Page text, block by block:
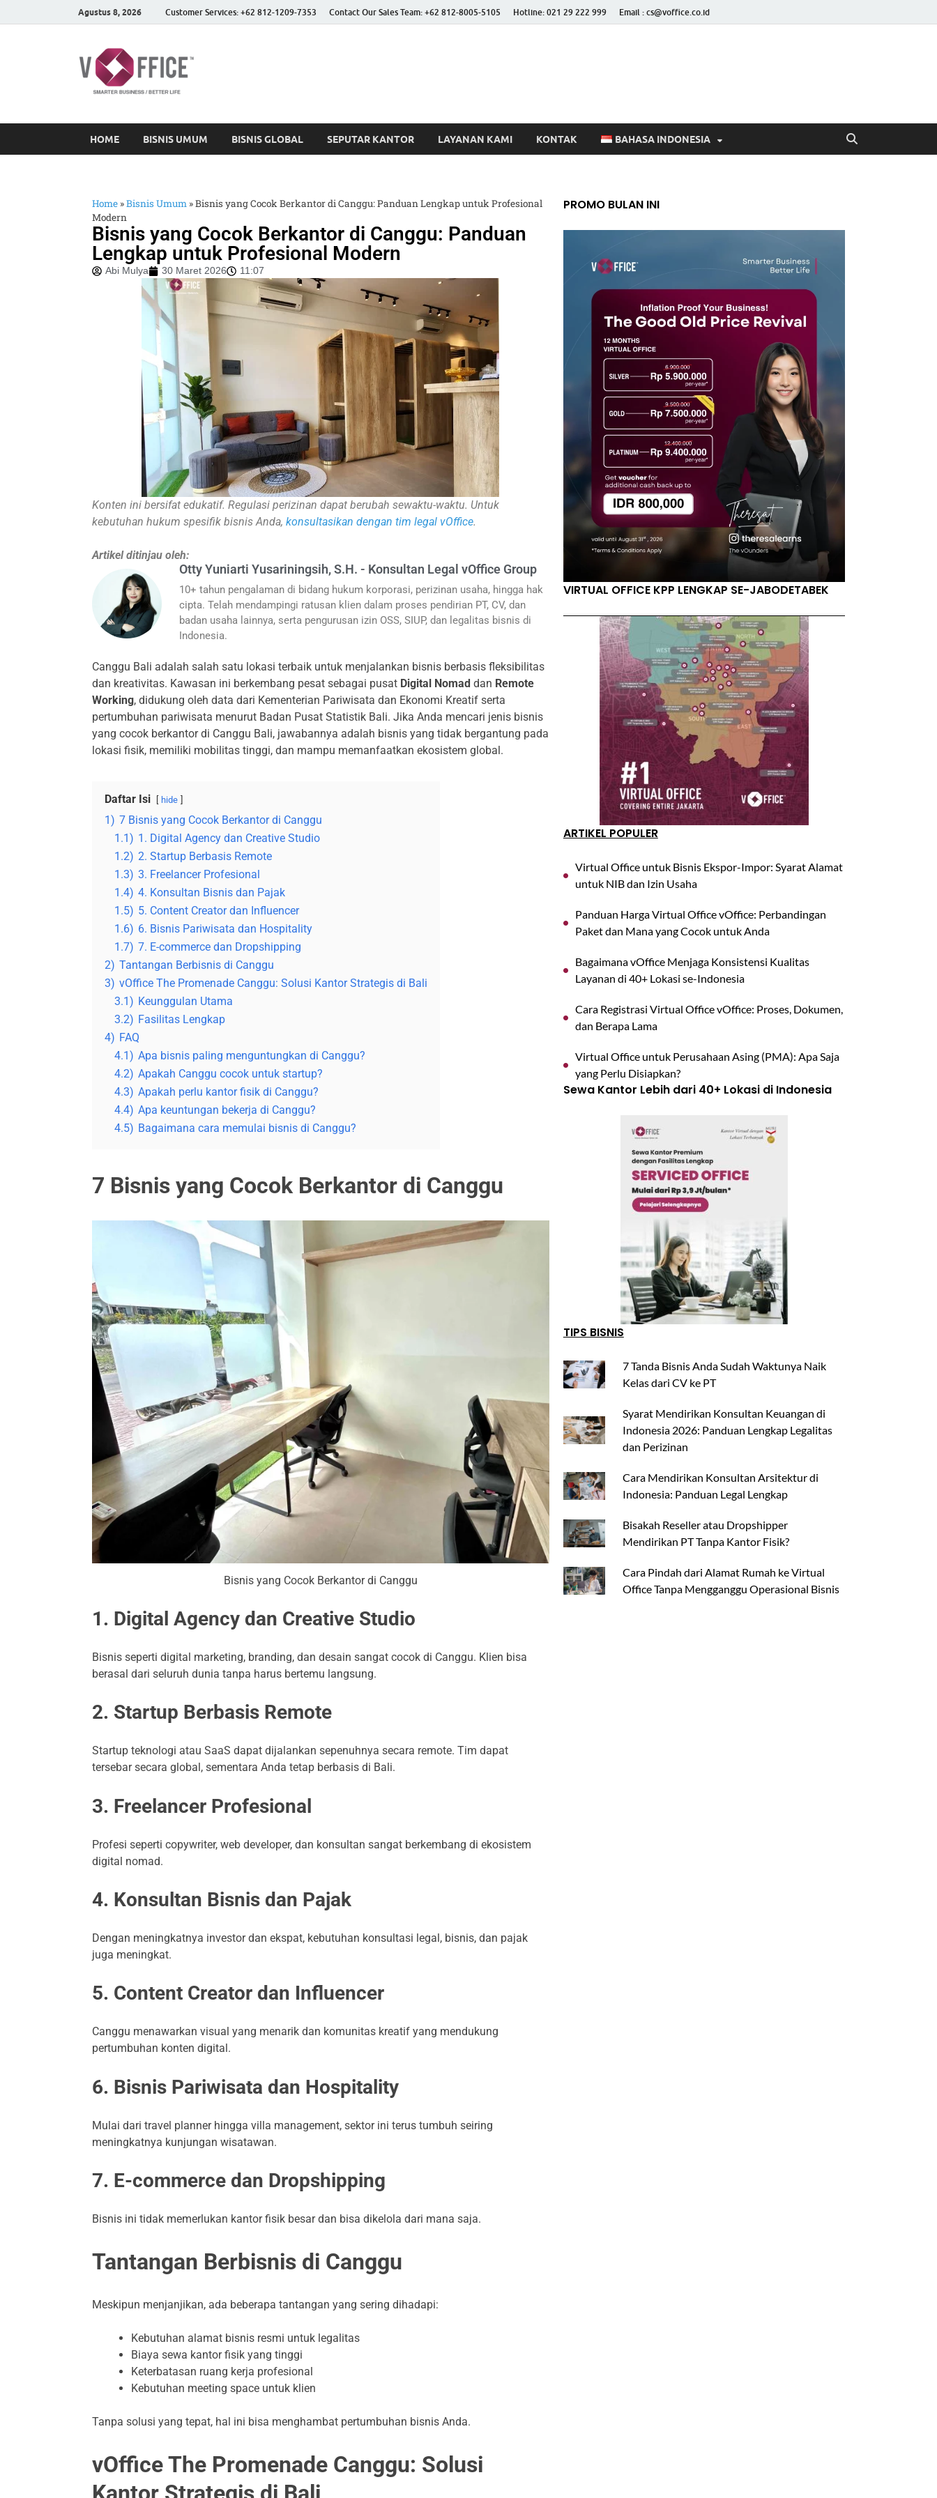
Agustus 8, 2026 Customer Services: +62 812-1209-7353 Contact Our Sales Team: +62 812-8005-5105 Hotline: 021 29 222 999 Email : cs@voffice.co.id
HOME BISNIS UMUM BISNIS GLOBAL SEPUTAR KANTOR LAYANAN KAMI KONTAK BAHASA INDONESIA
Home »Bisnis Umum »Bisnis yang Cocok Berkantor di Canggu: Panduan Lengkap untuk Profesional
Modern
Bisnis yang Cocok Berkantor di Canggu: Panduan
Lengkap untuk Profesional Modern
Abi Mulya 30 Maret 2026 11:07
Konten ini bersifat edukatif. Regulasi perizinan dapat berubah sewaktu-waktu. Untuk
kebutuhan hukum spesifik bisnis Anda, konsultasikan dengan tim legal vOffice.
Artikel ditinjau oleh:
Otty Yuniarti Yusariningsih, S.H. - Konsultan Legal vOffice Group
10+ tahun pengalaman di bidang hukum korporasi, perizinan usaha, hingga hak
cipta. Telah mendampingi ratusan klien dalam proses pendirian PT, CV, dan
badan usaha lainnya, serta pengurusan izin OSS, SIUP, dan legalitas bisnis di
Indonesia.
Canggu Bali adalah salah satu lokasi terbaik untuk menjalankan bisnis berbasis fleksibilitas
dan kreativitas. Kawasan ini berkembang pesat sebagai pusat Digital Nomad dan Remote
Working, didukung oleh data dari Kementerian Pariwisata dan Ekonomi Kreatif serta
pertumbuhan pariwisata menurut Badan Pusat Statistik Bali. Jika Anda mencari jenis bisnis
yang cocok berkantor di Canggu Bali, jawabannya adalah bisnis yang tidak bergantung pada
lokasi fisik, memiliki mobilitas tinggi, dan mampu memanfaatkan ekosistem global.
Daftar Isi hide
1) 7 Bisnis yang Cocok Berkantor di Canggu
1.1) 1. Digital Agency dan Creative Studio
1.2) 2. Startup Berbasis Remote
1.3) 3. Freelancer Profesional
1.4) 4. Konsultan Bisnis dan Pajak
1.5) 5. Content Creator dan Influencer
1.6) 6. Bisnis Pariwisata dan Hospitality
1.7) 7. E-commerce dan Dropshipping
2) Tantangan Berbisnis di Canggu
3) vOffice The Promenade Canggu: Solusi Kantor Strategis di Bali
3.1) Keunggulan Utama
3.2) Fasilitas Lengkap
4) FAQ
4.1) Apa bisnis paling menguntungkan di Canggu?
4.2) Apakah Canggu cocok untuk startup?
4.3) Apakah perlu kantor fisik di Canggu?
4.4) Apa keuntungan bekerja di Canggu?
4.5) Bagaimana cara memulai bisnis di Canggu?
7 Bisnis yang Cocok Berkantor di Canggu
Bisnis yang Cocok Berkantor di Canggu
1. Digital Agency dan Creative Studio
Bisnis seperti digital marketing, branding, dan desain sangat cocok di Canggu. Klien bisa
berasal dari seluruh dunia tanpa harus bertemu langsung.
2. Startup Berbasis Remote
Startup teknologi atau SaaS dapat dijalankan sepenuhnya secara remote. Tim dapat
tersebar secara global, sementara Anda tetap berbasis di Bali.
3. Freelancer Profesional
Profesi seperti copywriter, web developer, dan konsultan sangat berkembang di ekosistem
digital nomad.
4. Konsultan Bisnis dan Pajak
Dengan meningkatnya investor dan ekspat, kebutuhan konsultasi legal, bisnis, dan pajak
juga meningkat.
5. Content Creator dan Influencer
Canggu menawarkan visual yang menarik dan komunitas kreatif yang mendukung
pertumbuhan konten digital.
6. Bisnis Pariwisata dan Hospitality
Mulai dari travel planner hingga villa management, sektor ini terus tumbuh seiring
meningkatnya kunjungan wisatawan.
7. E-commerce dan Dropshipping
Bisnis ini tidak memerlukan kantor fisik besar dan bisa dikelola dari mana saja.
Tantangan Berbisnis di Canggu
Meskipun menjanjikan, ada beberapa tantangan yang sering dihadapi:
Kebutuhan alamat bisnis resmi untuk legalitas
Biaya sewa kantor fisik yang tinggi
Keterbatasan ruang kerja profesional
Kebutuhan meeting space untuk klien
Tanpa solusi yang tepat, hal ini bisa menghambat pertumbuhan bisnis Anda.
vOffice The Promenade Canggu: Solusi
PROMO BULAN INI
VIRTUAL OFFICE KPP LENGKAP SE-JABODETABEK
ARTIKEL POPULER
Virtual Office untuk Bisnis Ekspor-Impor: Syarat Alamat
untuk NIB dan Izin Usaha
Panduan Harga Virtual Office vOffice: Perbandingan
Paket dan Mana yang Cocok untuk Anda
Bagaimana vOffice Menjaga Konsistensi Kualitas
Layanan di 40+ Lokasi se-Indonesia
Cara Registrasi Virtual Office vOffice: Proses, Dokumen,
dan Berapa Lama
Virtual Office untuk Perusahaan Asing (PMA): Apa Saja
yang Perlu Disiapkan?
Sewa Kantor Lebih dari 40+ Lokasi di Indonesia
TIPS BISNIS
7 Tanda Bisnis Anda Sudah Waktunya Naik
Kelas dari CV ke PT
Syarat Mendirikan Konsultan Keuangan di
Indonesia 2026: Panduan Lengkap Legalitas
dan Perizinan
Cara Mendirikan Konsultan Arsitektur di
Indonesia: Panduan Legal Lengkap
Bisakah Reseller atau Dropshipper
Mendirikan PT Tanpa Kantor Fisik?
Cara Pindah dari Alamat Rumah ke Virtual
Office Tanpa Mengganggu Operasional Bisnis